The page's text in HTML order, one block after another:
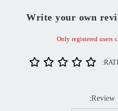
Write your own
Only registered users
Review